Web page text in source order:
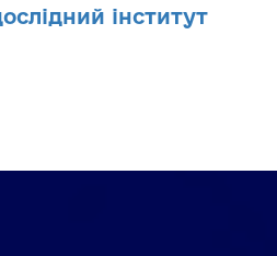
інститут